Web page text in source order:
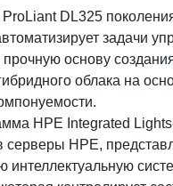
DL325
задачи
основу
облака на
HPE Integrated
серверы HPE,
интеллектуальную